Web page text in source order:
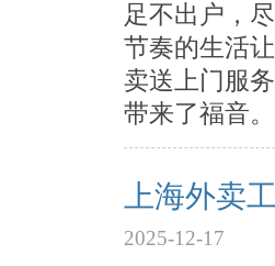
足不出户，
节奏的生活
卖送上门服
带来了福音
上海外卖
2025-12-17